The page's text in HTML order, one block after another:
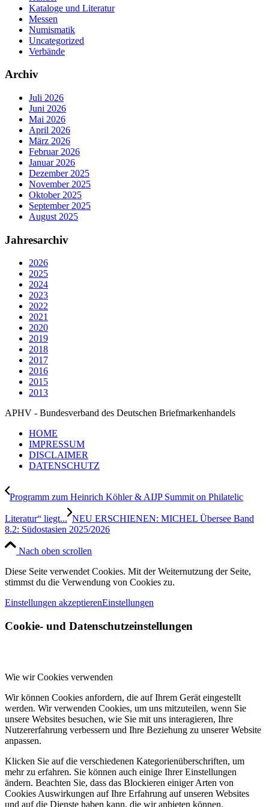
Kataloge und Literatur
Messen
Numismatik
Uncategorized
Verbände
Archiv
Juli 2026
Juni 2026
Mai 2026
April 2026
März 2026
Februar 2026
Januar 2026
Dezember 2025
November 2025
Oktober 2025
September 2025
August 2025
Jahresarchiv
2026
2025
2024
2023
2022
2021
2020
2019
2018
2017
2016
2015
2013
APHV - Bundesverband des Deutschen Briefmarkenhandels
HOME
IMPRESSUM
DISCLAIMER
DATENSCHUTZ
Programm zum Heinrich Köhler & AIJP Summit on Philatelic
Literatur“ liegt... NEU ERSCHIENEN: MICHEL Übersee Band
8.2: Südostasien 2025/2026
Nach oben scrollen
Diese Seite verwendet Cookies. Mit der Weiternutzung der Seite,
stimmst du die Verwendung von Cookies zu.
Einstellungen akzeptierenEinstellungen
Cookie- und Datenschutzeinstellungen
Wie wir Cookies verwenden
Wir können Cookies anfordern, die auf Ihrem Gerät eingestellt
werden. Wir verwenden Cookies, um uns mitzuteilen, wenn Sie
unsere Websites besuchen, wie Sie mit uns interagieren, Ihre
Nutzererfahrung verbessern und Ihre Beziehung zu unserer Website
anpassen.
Klicken Sie auf die verschiedenen Kategorienüberschriften, um
mehr zu erfahren. Sie können auch einige Ihrer Einstellungen
ändern. Beachten Sie, dass das Blockieren einiger Arten von
Cookies Auswirkungen auf Ihre Erfahrung auf unseren Websites
und auf die Dienste haben kann, die wir anbieten können.